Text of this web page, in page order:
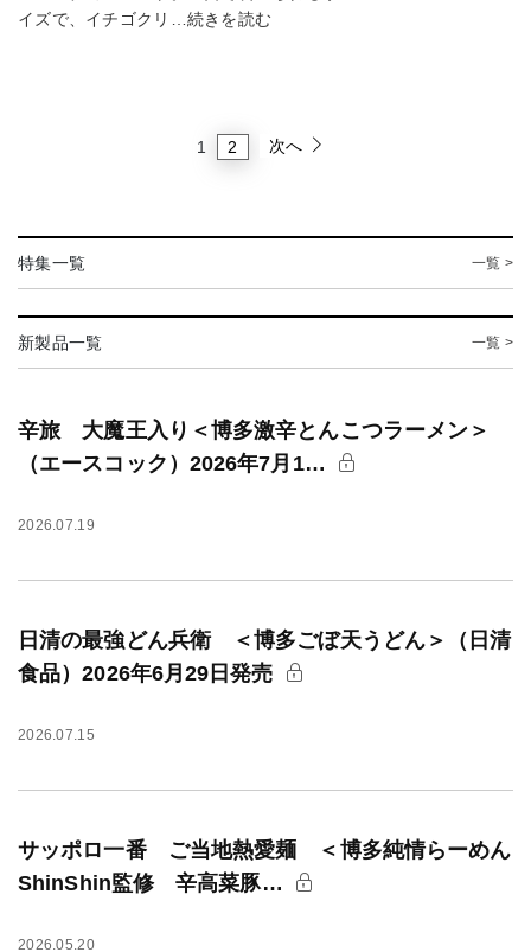
イズで、イチゴクリ…続きを読む
1 2 次へ
特集一覧 一覧 >
新製品一覧 一覧 >
辛旅 大魔王入り＜博多激辛とんこつラーメン＞
（エースコック）2026年7月1…
2026.07.19
日清の最強どん兵衛 ＜博多ごぼ天うどん＞（日清
食品）2026年6月29日発売
2026.07.15
サッポロ一番 ご当地熱愛麺 ＜博多純情らーめん
ShinShin監修 辛高菜豚…
2026.05.20